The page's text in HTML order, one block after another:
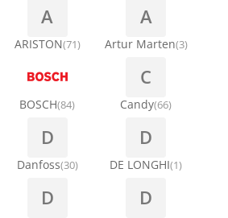
za veš mašinu
za veš mašine
montažu klima uređaja
A
ARISTON(71)
A
Artur Marten(3)
BOSCH(84)
C
Candy(66)
D
Danfoss(30)
D
DE LONGHI(1)
D D